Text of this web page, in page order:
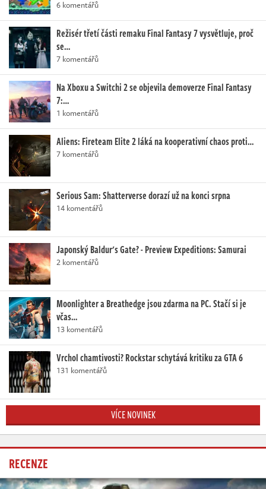
6 komentářů
Režisér třetí části remaku Final Fantasy 7 vysvětluje, proč
se…
7 komentářů
Na Xboxu a Switchi 2 se objevila demoverze Final Fantasy
7:…
1 komentářů
Aliens: Fireteam Elite 2 láká na kooperativní chaos proti…
7 komentářů
Serious Sam: Shatterverse dorazí už na konci srpna
14 komentářů
Japonský Baldur's Gate? - Preview Expeditions: Samurai
2 komentářů
Moonlighter a Breathedge jsou zdarma na PC. Stačí si je
včas…
13 komentářů
Vrchol chamtivosti? Rockstar schytává kritiku za GTA 6
131 komentářů
VÍCE NOVINEK
RECENZE